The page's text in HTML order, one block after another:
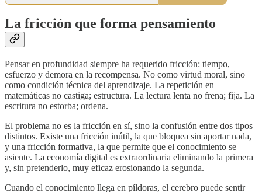
La fricción que forma pensamiento
Pensar en profundidad siempre ha requerido fricción: tiempo,
esfuerzo y demora en la recompensa. No como virtud moral, sino
como condición técnica del aprendizaje. La repetición en
matemáticas no castiga; estructura. La lectura lenta no frena; fija. La
escritura no estorba; ordena.
El problema no es la fricción en sí, sino la confusión entre dos tipos
distintos. Existe una fricción inútil, la que bloquea sin aportar nada,
y una fricción formativa, la que permite que el conocimiento se
asiente. La economía digital es extraordinaria eliminando la primera
y, sin pretenderlo, muy eficaz erosionando la segunda.
Cuando el conocimiento llega en píldoras, el cerebro puede sentir